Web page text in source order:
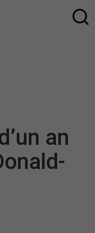
an